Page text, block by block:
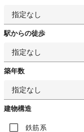
指定なし
駅からの徒歩
指定なし
築年数
指定なし
建物構造
鉄筋系